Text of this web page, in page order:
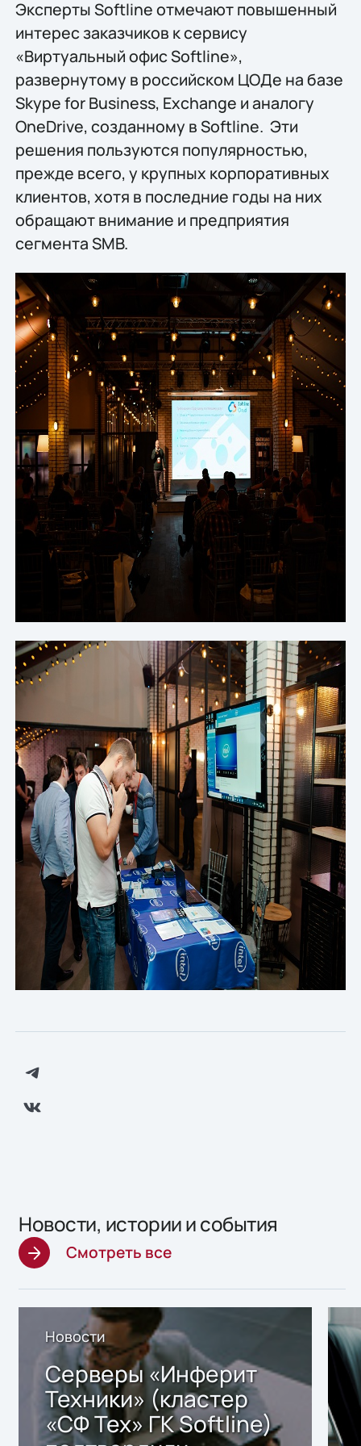
Эксперты Softline отмечают повышенный
интерес заказчиков к сервису
«Виртуальный офис Softline»,
развернутому в российском ЦОДе на базе
Skype for Business, Exchange и аналогу
OneDrive, созданному в Softline. Эти
решения пользуются популярностью,
прежде всего, у крупных корпоративных
клиентов, хотя в последние годы на них
обращают внимание и предприятия
сегмента SMB.
Новости, истории и события
Смотреть все
Новости
Серверы «Инферит
Техники» (кластер
«СФ Тех» ГК Softline)